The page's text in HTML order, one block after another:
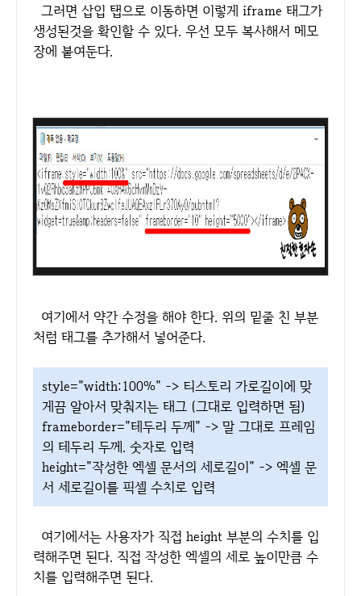
그러면 삽입 탭으로 이동하면 이렇게 iframe 태그가
생성된것을 확인할 수 있다. 우선 모두 복사해서 메모
장에 붙여둔다.
여기에서 약간 수정을 해야 한다. 위의 밑줄 친 부분
처럼 태그를 추가해서 넣어준다.
style="width:100%" -> 티스토리 가로길이에 맞
게끔 알아서 맞춰지는 태그 (그대로 입력하면 됨)
frameborder="테두리 두께" -> 말 그대로 프레임
의 테두리 두께. 숫자로 입력
height="작성한 엑셀 문서의 세로길이" -> 엑셀 문
서 세로길이를 픽셀 수치로 입력
여기에서는 사용자가 직접 height 부분의 수치를 입
력해주면 된다. 직접 작성한 엑셀의 세로 높이만큼 수
치를 입력해주면 된다.